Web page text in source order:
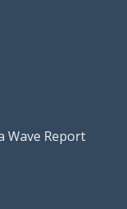
Wave Report